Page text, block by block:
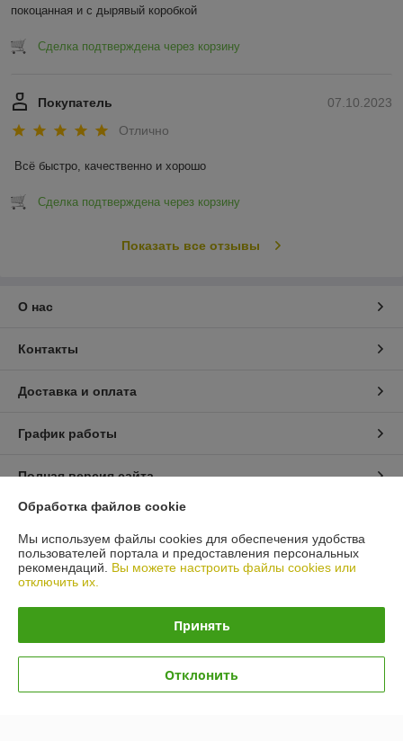
покоцанная и с дырявый коробкой
Сделка подтверждена через корзину
07.10.2023
Покупатель
Отлично
Всё быстро, качественно и хорошо
Сделка подтверждена через корзину
Показать все отзывы
О нас
Контакты
Доставка и оплата
График работы
Полная версия сайта
Политика обработки cookies
Сайт создан на платформе Deal.by
Юридическое лицо:Общество с ограниченной ответственностью
«Автопроект Плюс»
г. Минск, ул. Тимирязева, д.114-8
Обработка файлов cookie
Мы используем файлы cookies для обеспечения удобства
пользователей портала и предоставления персональных
рекомендаций. Вы можете настроить файлы cookies или
отключить их.
Принять
Отклонить